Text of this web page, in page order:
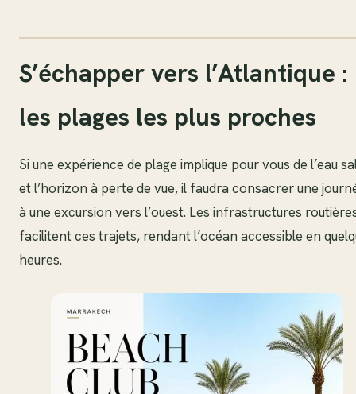
S’échapper vers l’Atlantique :
les plages les plus proches
Si une expérience de plage implique pour vous de l’eau
et l’horizon à perte de vue, il faudra consacrer une
à une excursion vers l’ouest. Les infrastructures
facilitent ces trajets, rendant l’océan accessible en
heures.